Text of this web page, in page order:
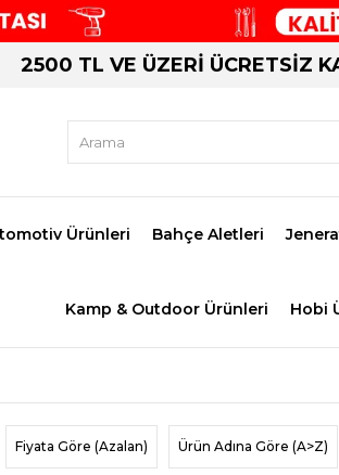
2500 TL VE ÜZERİ ÜCRETSİZ
Ürünleri Bahçe Aletleri
Kamp & Outdoor Ürünleri Hobi
Fiyata Göre (Azalan) Ürün Adına Göre (A>Z)